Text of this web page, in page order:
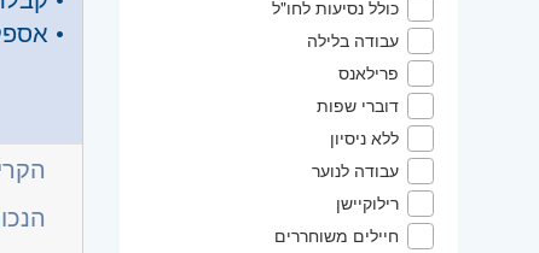
כולל נסיעות לחו"ל
עבודה בלילה
פרילאנס
דוברי שפות
ללא ניסיון
עבודה לנוער
רילוקיישן
חיילים משוחררים
•
ברמה
•
•